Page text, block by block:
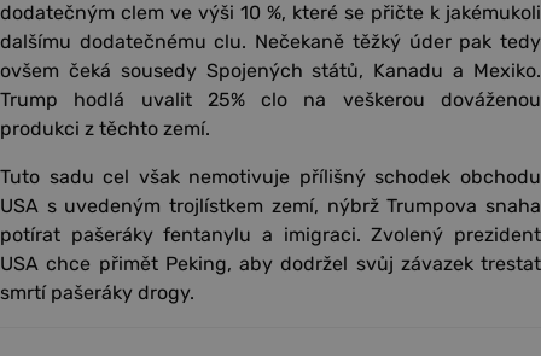
dodatečným clem ve výši 10 %, které se přičte k jakémukoli
dalšímu dodatečnému clu. Nečekaně těžký úder pak tedy
ovšem čeká sousedy Spojených států, Kanadu a Mexiko.
Trump hodlá uvalit 25% clo na veškerou dováženou
produkci z těchto zemí.
Tuto sadu cel však nemotivuje přílišný schodek obchodu
USA s uvedeným trojlístkem zemí, nýbrž Trumpova snaha
potírat pašeráky fentanylu a imigraci. Zvolený prezident
USA chce přimět Peking, aby dodržel svůj závazek trestat
smrtí pašeráky drogy.